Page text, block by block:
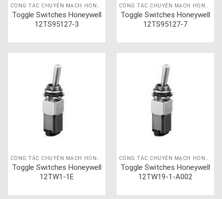
Toggle Switches Honeywell
12TS95127-3
Toggle Switches Honeywell
12TS95127-7
Toggle Switches Honeywell
12TW1-1E
Toggle Switches Honeywell
12TW19-1-A002